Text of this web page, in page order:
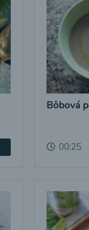
Bôbová
00:25